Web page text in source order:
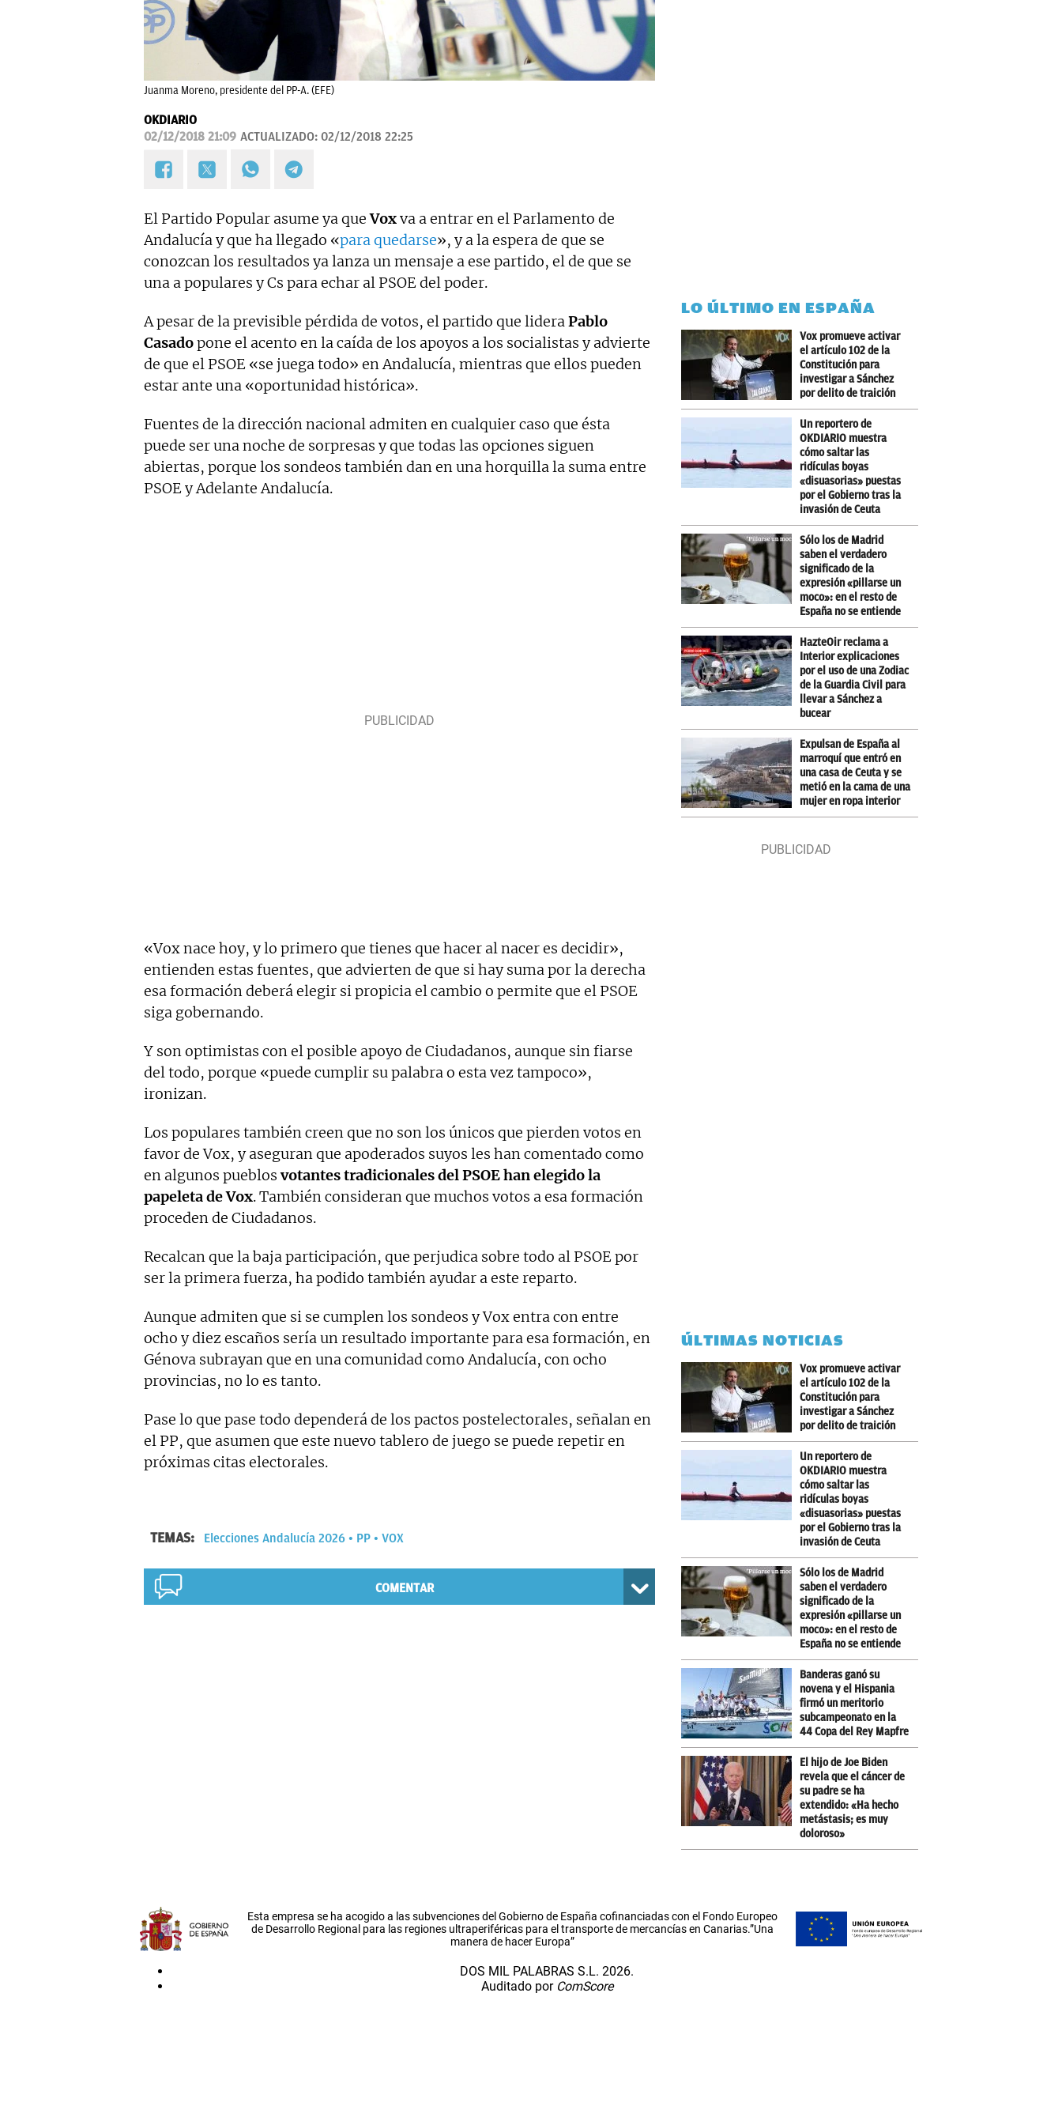
Juanma Moreno, presidente del PP-A. (EFE)
OKDIARIO
02/12/2018 21:09 ACTUALIZADO: 02/12/2018 22:25
El Partido Popular asume ya queVoxva a entrar en el Parlamento de
Andalucía y que ha llegado «para quedarse», y a la espera de que se
conozcan los resultados ya lanza un mensaje a ese partido, el de que se
una a populares y Cs para echar al PSOE del poder.
A pesar de la previsible pérdida de votos, el partido que lideraPablo
Casadopone el acento en la caída de los apoyos a los socialistas y advierte
de que el PSOE «se juega todo» en Andalucía, mientras que ellos pueden
estar ante una «oportunidad histórica».
Fuentes de la dirección nacional admiten en cualquier caso que ésta
puede ser una noche de sorpresas y que todas las opciones siguen
abiertas, porque los sondeos también dan en una horquilla la suma entre
PSOE y Adelante Andalucía.
«Vox nace hoy, y lo primero que tienes que hacer al nacer es decidir»,
entienden estas fuentes, que advierten de que si hay suma por la derecha
esa formación deberá elegir si propicia el cambio o permite que el PSOE
siga gobernando.
Y son optimistas con el posible apoyo de Ciudadanos, aunque sin fiarse
del todo, porque «puede cumplir su palabra o esta vez tampoco»,
ironizan.
Los populares también creen que no son los únicos que pierden votos en
favor de Vox, y aseguran que apoderados suyos les han comentado como
en algunos pueblosvotantes tradicionales del PSOE han elegido la
papeleta de Vox. También consideran que muchos votos a esa formación
proceden de Ciudadanos.
Recalcan que la baja participación, que perjudica sobre todo al PSOE por
ser la primera fuerza, ha podido también ayudar a este reparto.
Aunque admiten que si se cumplen los sondeos y Vox entra con entre
ocho y diez escaños sería un resultado importante para esa formación, en
Génova subrayan que en una comunidad como Andalucía, con ocho
provincias, no lo es tanto.
Pase lo que pase todo dependerá de los pactos postelectorales, señalan en
el PP, que asumen que este nuevo tablero de juego se puede repetir en
próximas citas electorales.
TEMAS: Elecciones Andalucía 2026 PP VOX
COMENTAR
LO ÚLTIMO EN ESPAÑA
Vox promueve activar
el artículo 102 de la
Constitución para
investigar a Sánchez
por delito de traición
Un reportero de
OKDIARIO muestra
cómo saltar las
ridículas boyas
«disuasorias» puestas
por el Gobierno tras la
invasión de Ceuta
Sólo los de Madrid
saben el verdadero
significado de la
expresión «pillarse un
moco»: en el resto de
España no se entiende
HazteOir reclama a
Interior explicaciones
por el uso de una Zodiac
de la Guardia Civil para
llevar a Sánchez a
bucear
Expulsan de España al
marroquí que entró en
una casa de Ceuta y se
metió en la cama de una
mujer en ropa interior
ÚLTIMAS NOTICIAS
Vox promueve activar
el artículo 102 de la
Constitución para
investigar a Sánchez
por delito de traición
Un reportero de
OKDIARIO muestra
cómo saltar las
ridículas boyas
«disuasorias» puestas
por el Gobierno tras la
invasión de Ceuta
Sólo los de Madrid
saben el verdadero
significado de la
expresión «pillarse un
moco»: en el resto de
España no se entiende
Banderas ganó su
novena y el Hispania
firmó un meritorio
subcampeonato en la
44 Copa del Rey Mapfre
El hijo de Joe Biden
revela que el cáncer de
su padre se ha
extendido: «Ha hecho
metástasis; es muy
doloroso»
Esta empresa se ha acogido a las subvenciones del Gobierno de España cofinanciadas con el Fondo Europeo
de Desarrollo Regional para las regiones ultraperiféricas para el transporte de mercancías en Canarias.”Una
manera de hacer Europa”
DOS MIL PALABRAS S.L. 2026.
Auditado por ComScore